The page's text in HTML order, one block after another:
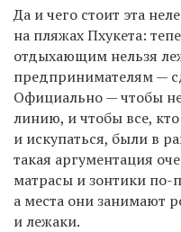
Да и чего стоит эта
на пляжах Пхукета:
отдыхающим нельзя
предпринимателям —
Официально — чтобы
линию, и чтобы все,
и искупаться, были в
такая аргументация
матрасы и зонтики
а места они занимают
и лежаки.